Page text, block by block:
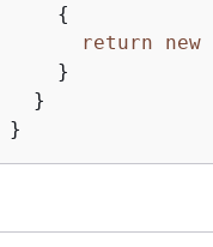
{
return
new
    }
  }
}